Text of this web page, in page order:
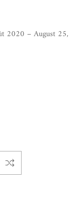
2020 – August 25,